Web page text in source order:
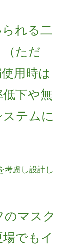
られる二
ただ
用時は
下や無
テムに
考慮し設計し
のマスク
でもイ